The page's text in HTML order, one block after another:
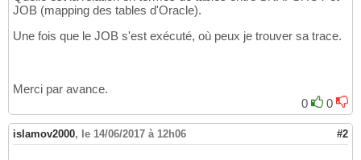
JOB (mapping des tables d'Oracle).
Une fois que le JOB s'est exécuté, où peux je trouver sa trace.
Merci par avance.
0
0
islamov2000, le 14/06/2017 à 12h06 #2